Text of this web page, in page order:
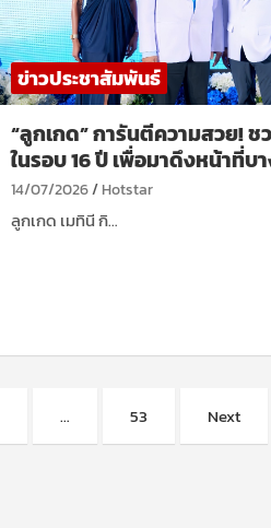
ข่าวประชาสัมพันธ์
“ลูกเกด” การันตีความสวย!
ในรอบ 16 ปี เพื่อมาดึงหน้าที่
14/07/2026 Hotstar
ลูกเกด เมทินี กิ…
… 53 Next